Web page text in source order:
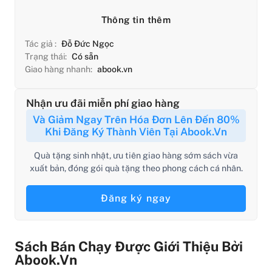
Thông tin thêm
Tác giả : Đỗ Đức Ngọc
Trạng thái: Có sẵn
Giao hàng nhanh: abook.vn
Nhận ưu đãi miễn phí giao hàng
Và Giảm Ngay Trên Hóa Đơn Lên Đến 80%
Khi Đăng Ký Thành Viên Tại Abook.vn
Quà tặng sinh nhật, ưu tiên giao hàng sớm sách vừa
xuất bản, đóng gói quà tặng theo phong cách cá nhân.
Đăng ký ngay
Sách Bán Chạy Được Giới Thiệu Bởi
Abook.vn